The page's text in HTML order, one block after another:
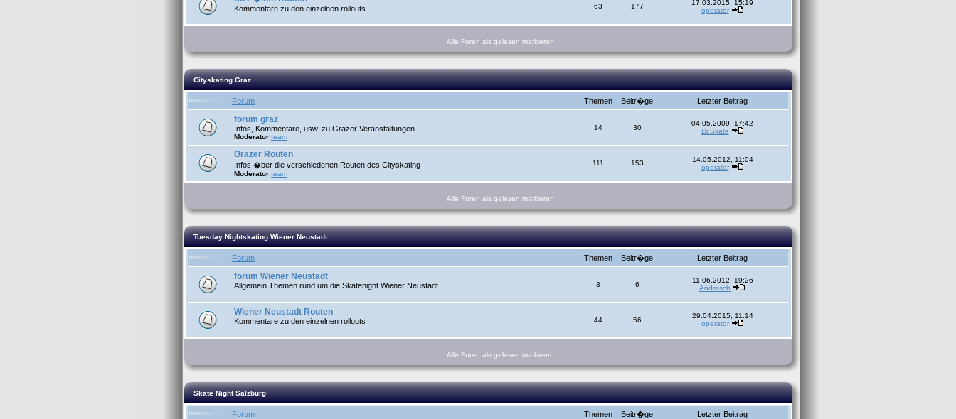
Kommentare zu den einzelnen rollouts 63 177
17.03.2015, 15:19
operator
Alle Foren als gelesen markieren
Cityskating Graz
Forum Themen Beitr�ge Letzter Beitrag
forum graz
Infos, Kommentare, usw. zu Grazer Veranstaltungen
Moderator team
14 30
04.05.2009, 17:42
Dr.Skate
Grazer Routen
Infos �ber die verschiedenen Routen des Cityskating
Moderator team
111 153
14.05.2012, 11:04
operator
Alle Foren als gelesen markieren
Tuesday Nightskating Wiener Neustadt
Forum Themen Beitr�ge Letzter Beitrag
forum Wiener Neustadt
Allgemein Themen rund um die Skatenight Wiener Neustadt 3 6
11.06.2012, 19:26
Andrasch
Wiener Neustadt Routen
Kommentare zu den einzelnen rollouts 44 56
29.04.2015, 11:14
operator
Alle Foren als gelesen markieren
Skate Night Salzburg
Forum Themen Beitr�ge Letzter Beitrag